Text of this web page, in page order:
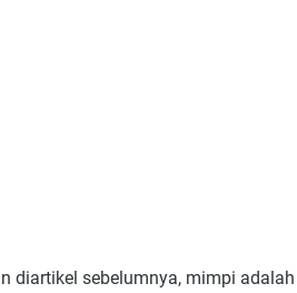
diartikel sebelumnya, mimpi adalah